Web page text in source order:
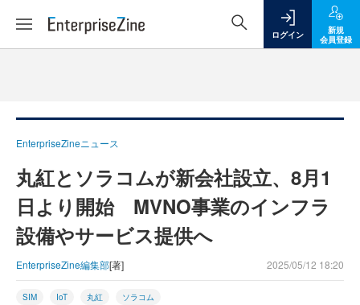
ログイン
新規
会員登録
EnterpriseZineニュース
丸紅とソラコムが新会社設立、8月1
日より開始 MVNO事業のインフラ
設備やサービス提供へ
EnterpriseZine編集部[著] 2025/05/12 18:20
SIM IoT 丸紅 ソラコム